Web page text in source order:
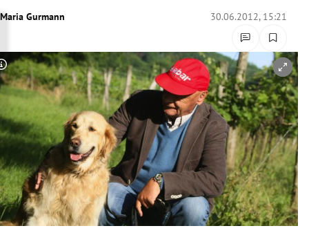
Untermenü
Untermenü
Untermenü
Untermenü
Untermenü
Untermenü
Maria Gurmann 30.06.2012, 15:21
Copyright-Hinweis öffnen/schließen